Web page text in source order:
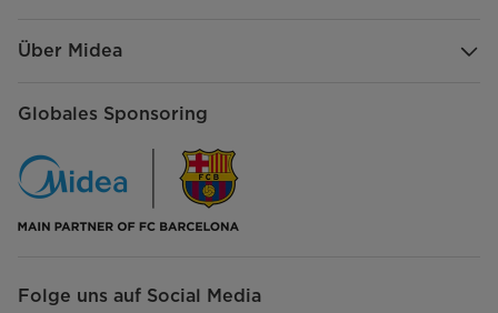
Kurzwäsche 45'
Eco 40-60
Bettwäsche
Wolle
Spülen & Schleudern
Über Midea
Globales Sponsoring
Folge uns auf Social Media